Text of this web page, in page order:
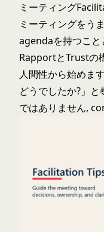
ミーティング
ミーティングをう
agendaを持つこと
RapportとTrustの
人間性から始めま
どうでしたか?」
ではありません,